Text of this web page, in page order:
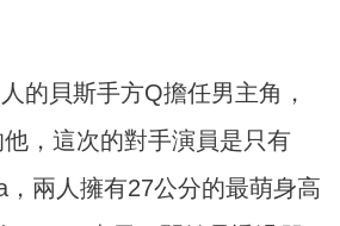
的貝斯手方Q擔任男主角，
，這次的對手演員是只有
，兩人擁有27公分的最萌身高